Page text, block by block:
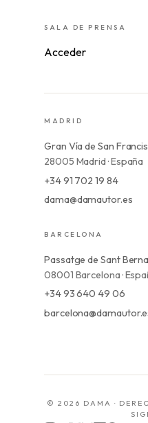
SALA DE PRENSA
Acceder
MADRID
Gran Vía de San
28005 Madrid · España
+34 91 702 19 84
dama@damautor.es
BARCELONA
Passatge de Sant
08001 Barcelona ·
+34 93 640 49 06
© 2026 DAMA ·